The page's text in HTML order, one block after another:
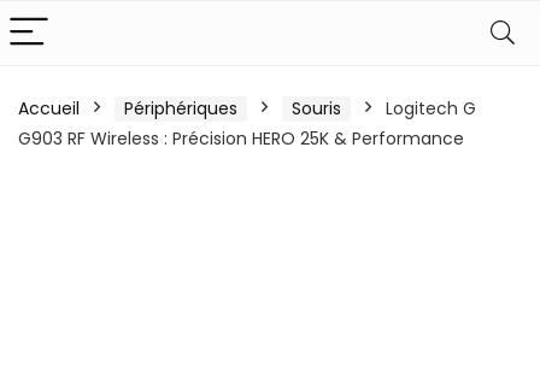
Accueil Périphériques Souris
Logitech G
G903 RF Wireless : Précision HERO 25K & Performance